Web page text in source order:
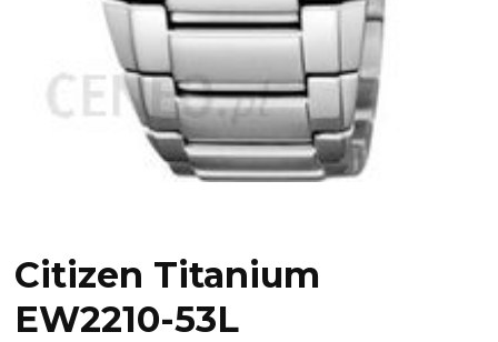
Citizen Titanium
EW2210-53L